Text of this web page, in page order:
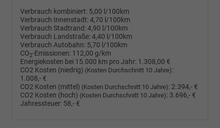
Verbrauch kombiniert: 5,00 l/100km
Verbrauch Innenstadt:4,70 l/100km
Verbrauch Stadtrand:4,90 l/100km
Verbrauch Landstraße:4,40 l/100km
Verbrauch Autobahn: 5,70 l/100km
CO2-Emissionen: 112,00 g/km
Energiekosten bei 15.000 km pro Jahr: 1.308,00 €
CO2 Kosten (niedrig) (Kosten Durchschnitt 10 Jahre):
1.008,- €
CO2 Kosten (mittel) (Kosten Durchschnitt 10 Jahre): 2.394,- €
CO2 Kosten (hoch) (Kosten Durchschnitt 10 Jahre): 3.696,- €
Jahressteuer: 58,- €